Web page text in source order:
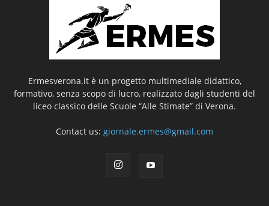
Ermesverona.it è un progetto multimediale didattico,
formativo, senza scopo di lucro, realizzato dagli studenti del
liceo classico delle Scuole “Alle Stimate” di Verona.
Contact us: giornale.ermes@gmail.com